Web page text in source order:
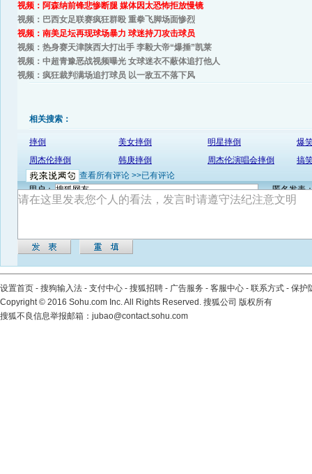
视频：阿森纳前锋悲惨断腿 媒体因太恐怖拒放慢镜
视频：巴西女足联赛疯狂群殴 重拳飞脚场面惨烈
视频：南美足坛再现球场暴力 球迷持刀攻击球员
视频：热身赛天津陕西大打出手 李毅大帝“爆捶”凯莱
视频：中超青豫恶战视频曝光 女球迷衣不蔽体追打他人
视频：疯狂裁判满场追打球员 以一敌五不落下风
相关搜索：
摔倒 美女摔倒 明星摔倒
爆
周杰伦摔倒
韩庚摔倒 周杰伦演唱会摔倒
搞
查看所有评论 >>已有评论
用户：
匿名发表
设置首页 - 搜狗输入法 - 支付中心 - 搜狐招聘 - 广告服务 - 客服中心 - 联系方式 - 保护
Copyright© 2016 Sohu.com Inc. All Rights Reserved. 搜狐公司 版权所有
搜狐不良信息举报邮箱： jubao@contact.sohu.com